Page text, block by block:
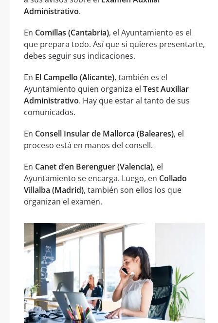
Administrativo.
En Comillas (Cantabria), el Ayuntamiento es el
que prepara todo. Así que si quieres presentarte,
debes seguir sus indicaciones.
En El Campello (Alicante), también es el
Ayuntamiento quien organiza el Test Auxiliar
Administrativo. Hay que estar al tanto de sus
comunicados.
En Consell Insular de Mallorca (Baleares), el
proceso está en manos del consell.
En Canet d’en Berenguer (Valencia), el
Ayuntamiento se encarga. Luego, en Collado
Villalba (Madrid), también son ellos los que
organizan el examen.